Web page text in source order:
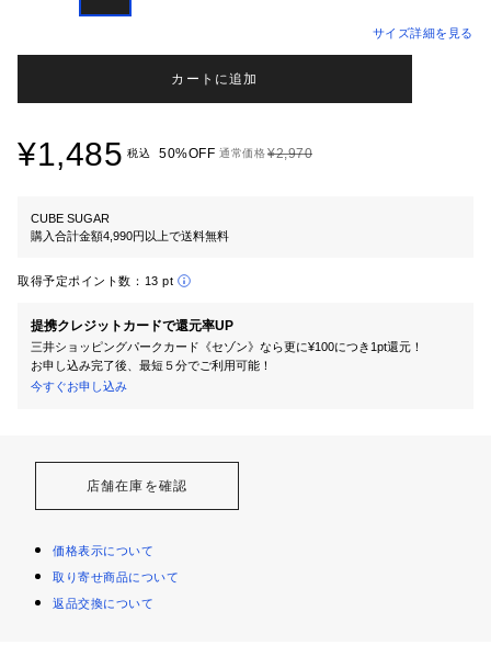
サイズ詳細を見る
カートに追加
¥1,485 税込 50%OFF 通常価格¥2,970
CUBE SUGAR
購入合計金額4,990円以上で送料無料
取得予定ポイント数： 13 pt
提携クレジットカードで還元率UP
三井ショッピングパークカード《セゾン》なら更に¥100につき1pt還元！
お申し込み完了後、最短５分でご利用可能！
今すぐお申し込み
店舗在庫を確認
価格表示について
取り寄せ商品について
返品交換について